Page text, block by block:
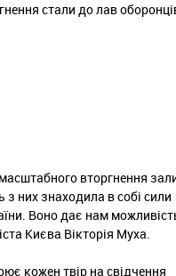
стали до лав
вторгнення
з них знаходила в собі сили
Воно дає нам
Києва Вікторія Муха.
кожен твір на свідчення